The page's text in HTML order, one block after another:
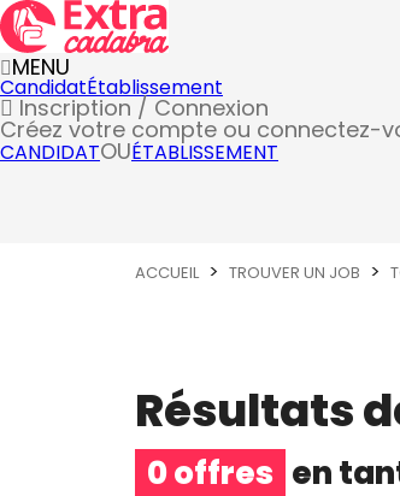
MENU
CandidatÉtablissement
Inscription / Connexion
Créez votre compte ou connectez-
CANDIDATOUÉTABLISSEMENT
ACCUEIL TROUVER UN JOB
Résultats
0 offres en